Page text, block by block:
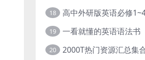
18
19 一看就懂的英语语法书
20